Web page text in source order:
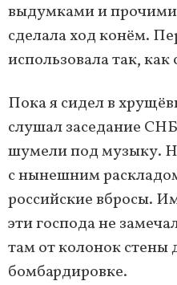
выдумками и
сделала ход конём.
использовала так, как
Пока я сидел в
слушал заседание
шумели под музыку.
с нынешним
российские вбросы.
эти господа не
там от колонок
бомбардировке.